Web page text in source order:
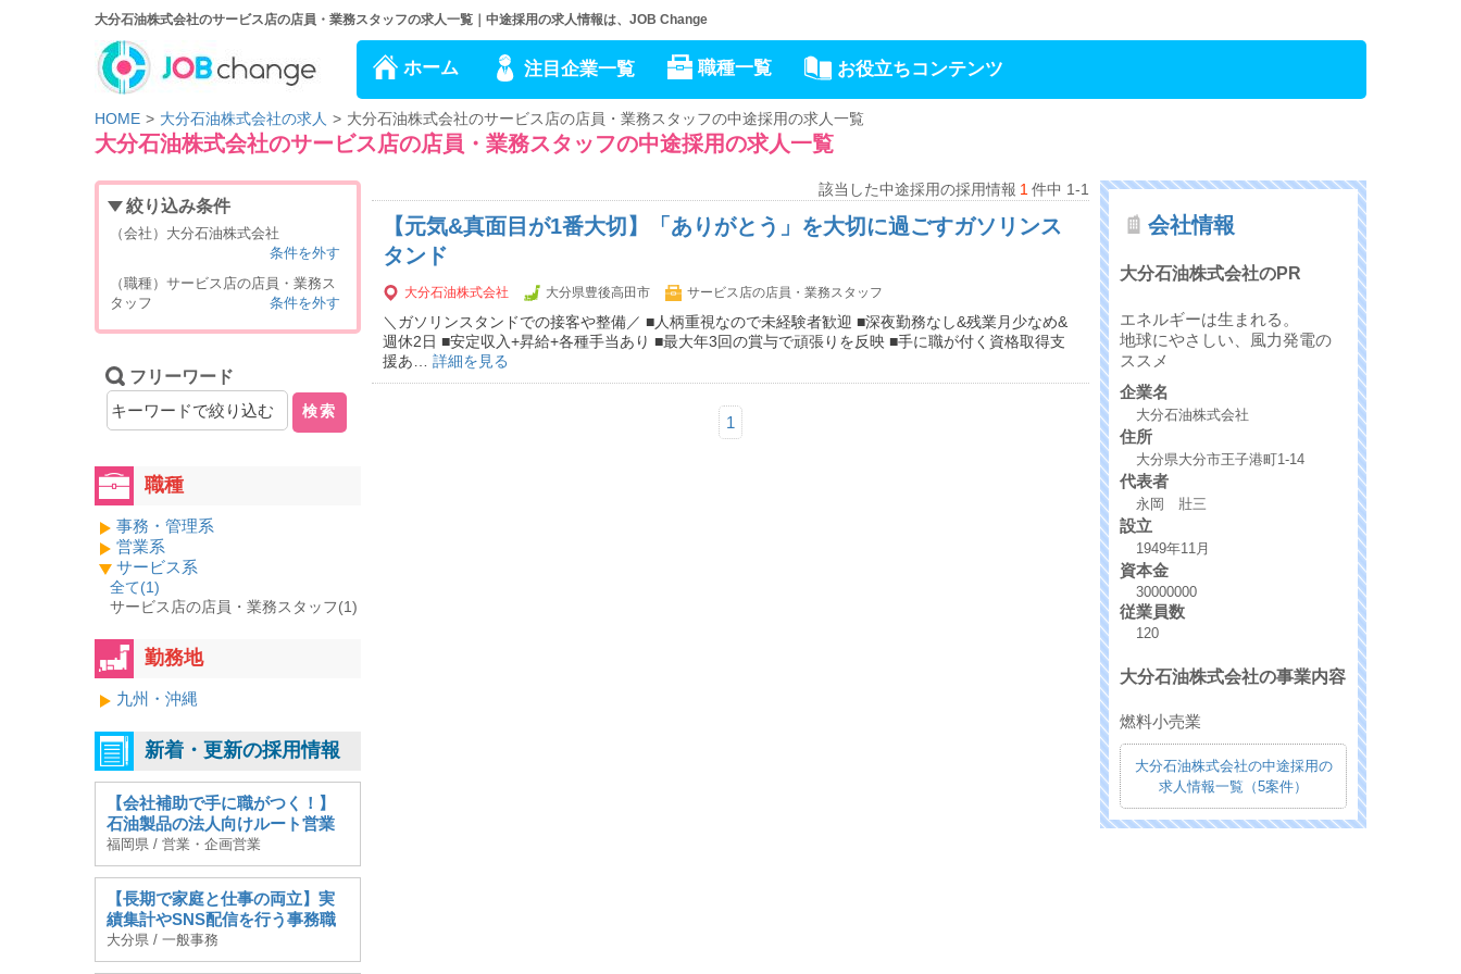
大分石油株式会社のサービス店の店員・業務スタッフの求人一覧｜中途採用の求人情報は、JOB Change
ホーム 注目企業一覧 職種一覧 お役立ちコンテンツ
HOME 大分石油株式会社の求人 大分石油株式会社のサービス店の店員・業務スタッフの中途採用の求人一覧
大分石油株式会社のサービス店の店員・業務スタッフの中途採用の求人一覧
該当した中途採用の採用情報 1 件中 1-1
【元気&真面目が1番大切】「ありがとう」を大切に過ごすガソリンス
タンド
大分石油株式会社 大分県豊後高田市 サービス店の店員・業務スタッフ
＼ガソリンスタンドでの接客や整備／ ■人柄重視なので未経験者歓迎 ■深夜勤務なし&残業月少なめ&
週休2日 ■安定収入+昇給+各種手当あり ■最大年3回の賞与で頑張りを反映 ■手に職が付く資格取得支
援あ… 詳細を見る
1
絞り込み条件
（会社）大分石油株式会社
条件を外す
（職種）サービス店の店員・業務ス
タッフ
条件を外す
フリーワード
検索
職種
事務・管理系
営業系
サービス系
全て(1)
サービス店の店員・業務スタッフ(1)
勤務地
九州・沖縄
新着・更新の採用情報
【会社補助で手に職がつく！】
石油製品の法人向けルート営業
福岡県 / 営業・企画営業
【長期で家庭と仕事の両立】実
績集計やSNS配信を行う事務職
大分県 / 一般事務
会社情報
大分石油株式会社のPR
エネルギーは生まれる。
地球にやさしい、風力発電の
ススメ
企業名
大分石油株式会社
住所
大分県大分市王子港町1-14
代表者
永岡 壯三
設立
1949年11月
資本金
30000000
従業員数
120
大分石油株式会社の事業内容
燃料小売業
大分石油株式会社の中途採用の
求人情報一覧（5案件）